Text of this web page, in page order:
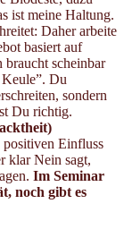
ist meine Haltung.
Daher arbeite
basiert auf
braucht scheinbar
Du
sondern
Du richtig.
Einfluss
klar Nein sagt,
Im Seminar
noch gibt es